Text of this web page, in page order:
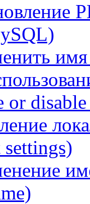
имя
or